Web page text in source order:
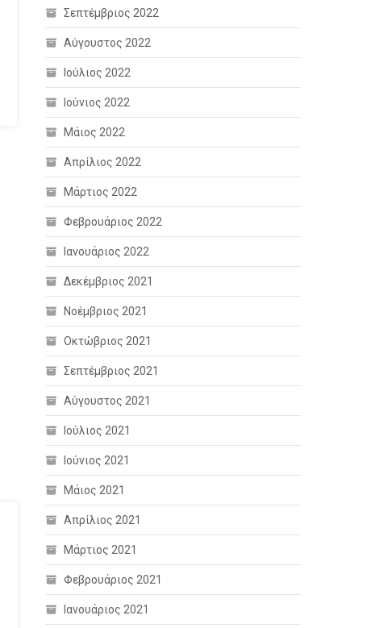
Σεπτέμβριος 2022
Αύγουστος 2022
Ιούλιος 2022
Ιούνιος 2022
Μάιος 2022
Απρίλιος 2022
Μάρτιος 2022
Φεβρουάριος 2022
Ιανουάριος 2022
Δεκέμβριος 2021
Νοέμβριος 2021
Οκτώβριος 2021
Σεπτέμβριος 2021
Αύγουστος 2021
Ιούλιος 2021
Ιούνιος 2021
Μάιος 2021
Απρίλιος 2021
Μάρτιος 2021
Φεβρουάριος 2021
Ιανουάριος 2021